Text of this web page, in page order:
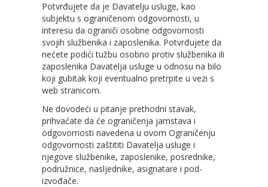
Potvrđujete da je Davatelju usluge, kao
subjektu s ograničenom odgovornosti, u
interesu da ograniči osobne odgovornosti
svojih službenika i zaposlenika. Potvrđujete da
nećete podići tužbu osobno protiv službenika ili
zaposlenika Davatelja usluge u odnosu na bilo
koji gubitak koji eventualno pretrpite u vezi s
web stranicom.
Ne dovodeći u pitanje prethodni stavak,
prihvaćate da će ograničenja jamstava i
odgovornosti navedena u ovom Ograničenju
odgovornosti zaštititi Davatelja usluge i
njegove službenike, zaposlenike, posrednike,
podružnice, nasljednike, asignatare i pod-
izvođače.